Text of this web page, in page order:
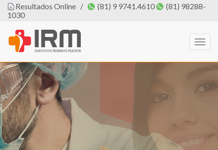
Resultados Online / (81) 9 9741.4610
(81) 98288-
1030